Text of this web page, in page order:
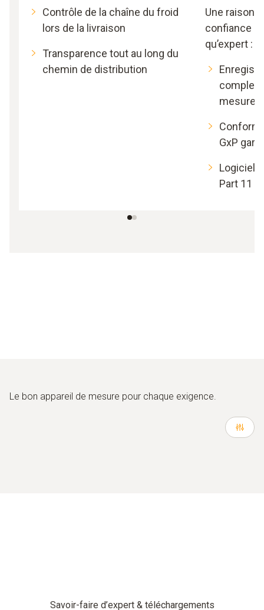
Contrôle de la chaîne du froid
lors de la livraison
Transparence tout au long du
chemin de distribution
Une raison
confiance à
qu’expert :
complet
mesure
GxP
Logiciel
Part 11
Le bon appareil de mesure pour chaque exigence.
Savoir-faire d’expert & téléchargements